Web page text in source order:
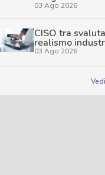
03 Ago 2026
CISO tra
realismo
03 Ago 2026